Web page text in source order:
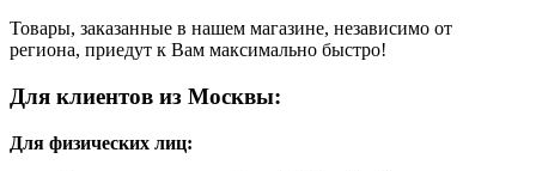
Товары, заказанные в нашем магазине, независимо от
региона, приедут к Вам максимально быстро!
Для клиентов из Москвы:
Для физических лиц: